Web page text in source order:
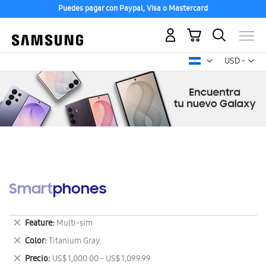
Puedes pagar con Paypal, Visa o Mastercard
USD -
dólar
Mi carrito
Smartphones
Feature Multi-sim
Eliminar
este
artículo
Color Titanium Gray.
Eliminar
este
Precio US$ 1,000.00 - US$ 1,099.99
Eliminar